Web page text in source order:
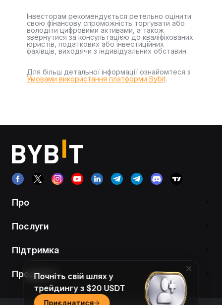
Інвесторам рекомендується ретельно оцінити
свою фінансову спроможність торгувати або
володіти цифровими активами, а також
звернутися за консультацією до кваліфікованих
юристів, податкових або інвестиційних
фахівців, виходячи з індивідуальних обставин.
Для більш детальної інформації ознайомтеся з
Умовами використання платформи Bybit.
Про
Послуги
Підтримка
ПродуктиПочніть свій шлях у
трейдингу з $20 USDT
Приєднатися